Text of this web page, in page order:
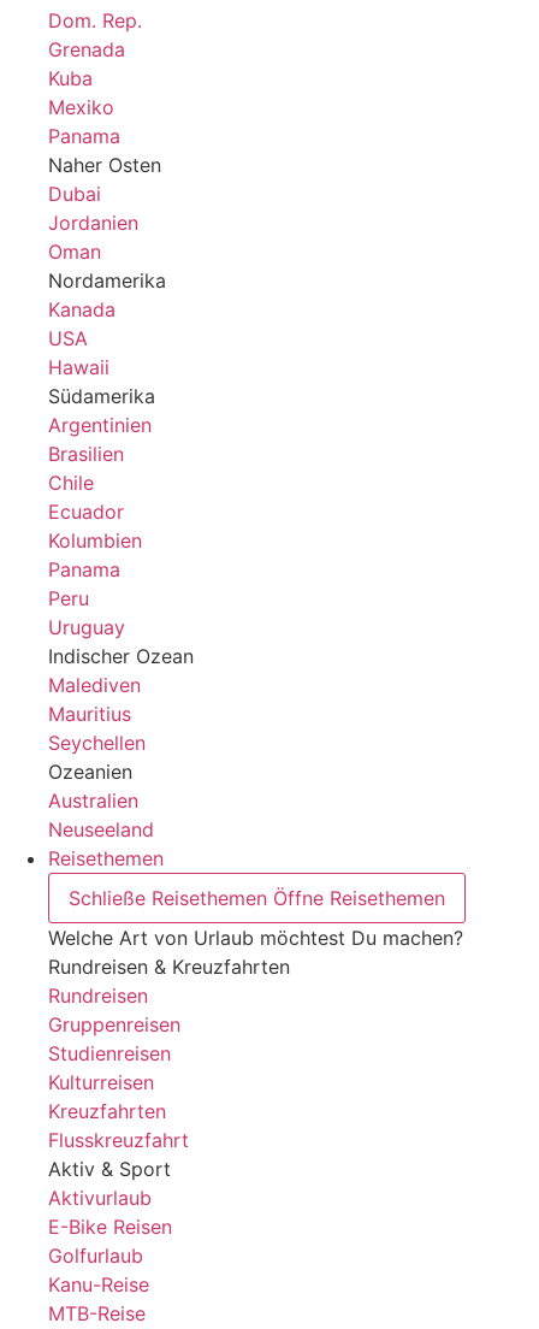
Dom. Rep.
Grenada
Kuba
Mexiko
Panama
Naher Osten
Dubai
Jordanien
Oman
Nordamerika
Kanada
USA
Hawaii
Südamerika
Argentinien
Brasilien
Chile
Ecuador
Kolumbien
Panama
Peru
Uruguay
Indischer Ozean
Malediven
Mauritius
Seychellen
Ozeanien
Australien
Neuseeland
Reisethemen
Schließe Reisethemen Öffne Reisethemen
Welche Art von Urlaub möchtest Du machen?
Rundreisen & Kreuzfahrten
Rundreisen
Gruppenreisen
Studienreisen
Kulturreisen
Kreuzfahrten
Flusskreuzfahrt
Aktiv & Sport
Aktivurlaub
E-Bike Reisen
Golfurlaub
Kanu-Reise
MTB-Reise